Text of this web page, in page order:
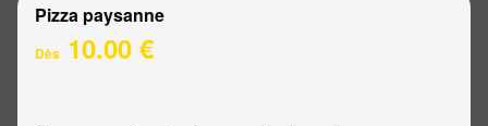
Pizza paysanne
Dès 10.00 €